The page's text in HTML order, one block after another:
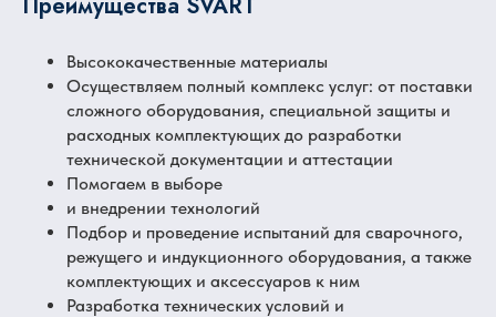
Высококачественные материалы
Осуществляем полный комплекс услуг: от поставки
сложного оборудования, специальной защиты и
расходных комплектующих до разработки
технической документации и аттестации
Помогаем в выборе
и внедрении технологий
Подбор и проведение испытаний для сварочного,
режущего и индукционного оборудования, а также
комплектующих и аксессуаров к ним
Разработка технических условий и